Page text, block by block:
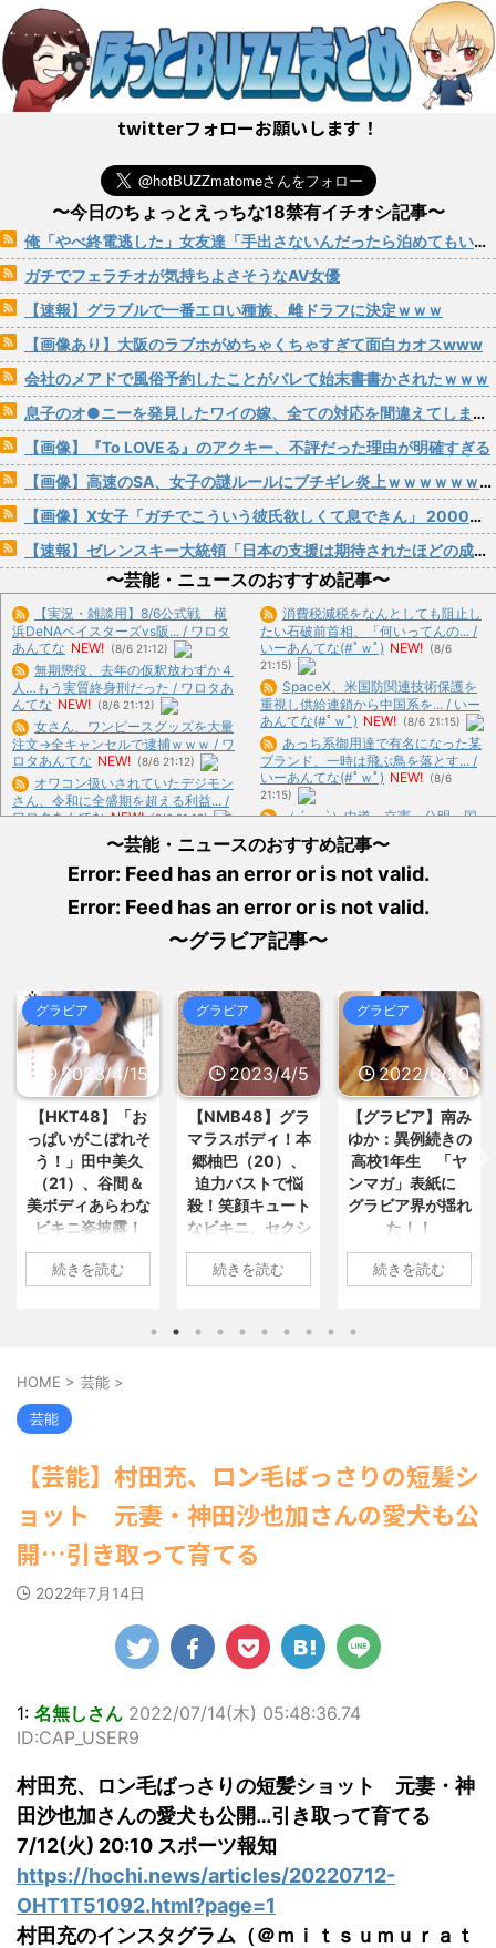
twitterフォローお願いします！
〜今日のちょっとえっちな18禁有イチオシ記事〜
俺「やべ終電逃した」女友達「手出さないんだったら泊めてもいいよ」→こうなるwww
ガチでフェラチオが気持ちよさそうなAV女優
【速報】グラブルで一番エロい種族、雌ドラフに決定ｗｗｗ
【画像あり】大阪のラブホがめちゃくちゃすぎて面白カオスwww
会社のメアドで風俗予約したことがバレて始末書書かされたｗｗｗ
息子のオ●ニーを発見したワイの嫁、全ての対応を間違えてしまう…
【画像】『To LOVEる』のアクキー、不評だった理由が明確すぎる
【画像】高速のSA、女子の謎ルールにブチギレ炎上ｗｗｗｗｗｗｗｗｗｗｗｗｗ
【画像】X女子「ガチでこういう彼氏欲しくて息できん」 2000万バズ
【速報】ゼレンスキー大統領「日本の支援は期待されたほどの成果がない」WWWWWWWWWWW
〜芸能・ニュースのおすすめ記事〜
【実況・雑談用】8/6公式戦 横
浜DeNAベイスターズvs阪... / ワロタ
あんてな NEW! (8/6 21:12)
無期懲役、去年の仮釈放わずか４
人…もう実質終身刑だった / ワロタあ
んてな NEW! (8/6 21:12)
女さん、ワンピースグッズを大量
注文→全キャンセルで逮捕ｗｗｗ / ワ
ロタあんてな NEW! (8/6 21:12)
オワコン扱いされていたデジモン
さん、令和に全盛期を超える利益... /
ワロタあんてな NEW! (8/6 21:12)
実の母親から「運命の人と再会し
た、子供が成人したら離婚する」... /
ワロタあんてな NEW! (8/6 21:12)
の鍾乳洞受付嬢www / おまとめ : お
【画像】ボスJK、撮られるwww /
【悲報】島田紳助が小林麻耶さん
を追い込んで破壊したとされる手... /
おまとめ : おすすめ NEW! (8/6 18:37)
【画像】お風呂上がりのお姉ちゃ
ん(27)、撮影したったwww / おまと
め : おすすめ NEW! (8/6 18:37)
【画像】女土方さん(21)、企画物
かと思うレベルで美人www / おまと
め : おすすめ NEW! (8/6 18:37)
【信長の野望・新生】米問屋をど
ういう時にどこに建てるのかわか... /
気になるニュースまとめアンテナ
安倍国葬たったの2.5億円に批判
してる奴らって幾らならOKな... / 気に
【悲報】乃木中３０ｔｈヒット祈
めアンテナ
(8/29 00:00)
い食べ方。そして雪美と食べる... / 気
になるニュースまとめアンテナ
【速報】スプラトゥーン公式、謝
罪 / 気になるニュースまとめアンテナ
(8/28 23:50)
Powered by livedoor 相互
RSS
消費税減税をなんとしても阻止し
たい石破前首相、「何いってんの... /
いーあんてな(#ﾟｗﾟ) NEW! (8/6
21:15)
SpaceX、米国防関連技術保護を
重視し供給連鎖から中国系を... / いー
あんてな(#ﾟｗﾟ) NEW! (8/6 21:15)
あっち系御用達で有名になった某
ブランド、一時は飛ぶ鳥を落とす... /
いーあんてな(#ﾟｗﾟ) NEW! (8/6
21:15)
（ ´_ゝ`）中道・立憲・公明、国
会内で「熊本地震対策本部会... / いー
あんてな(#ﾟｗﾟ) NEW!
ミヤネ屋に出演した左派の社会学
いーあんてな(#ﾟｗﾟ) NEW!
【コメ】新米「やるだけ赤字」
20:53)
【テレビ】50歳の庄司智春、薄毛
を気にする自身に妻・ミキティ... /
5chまとめMAP(総合) NEW! (8/6
20:21)
【驚愕】日本製鉄が謎の爆上げ!!
一体何が起きているのか?? / 5chまと
めMAP(総合)
NEW! (8/6 20:19)
劇団員やってる友達からたまにチ
ケット買わされるから見に行くん... /
5chまとめMAP(総合) NEW! (8/6
19:27)
【アニメ】『ヤニねこ』の喫煙や
5chまとめMAP(総合) NEW! (8/6
19:17)
ゅーすなう！ まとめアンテナ
すなう！ まとめアンテナ (7/30
勇気を出して白人美女にチン凸し
たアジア人短小男♂、爆笑されて... /
ゅーすなう！ まとめアンテナ
21:56)
Powered by livedoor 相互
〜芸能・ニュースのおすすめ記事〜
Error: Feed has an error or is not valid.
Error: Feed has an error or is not valid.
〜グラビア記事〜
グラビア
2023/4/15
【HKT48】「お
っぱいがこぼれそ
う！」田中美久
（21）、谷間＆
美ボディあらわな
ビキニ姿披露！
「えっちいすぎ
る」絶賛の声殺到
HKT48の田中美久
さんは4月8日、自
身のInstagramを更
があらわになった
ビキニ姿を披露し
ました。 「素敵
ーで綺麗」 田中さ
絵文字と共に、自
しました。 黒っぽ
いビキニを着用し
り、大人っぽい表
情を見せる姿で
す。 あらわになっ
った腹筋など、美
しいボディがとて
もセクシーです
ね。 2枚目はモノ
クロショット ...
続きを読む
グラビア
2023/4/5
【NMB48】グラ
マラスボディ！本
郷柚巴（20）、
迫力バストで悩
殺！笑顔キュート
なビキニ、セクシ
ーニット、ランジ
ェリー姿披露
2023/04/01(土)
イト『ヤングアニ
マルWeb』のグラ
ビアに初登場し
ボディを武器に、
トが掲載されてお
り、ボディライン
クシーニット姿の
カットから、笑顔
を引くランジェリ
ー姿のカットなど
盛りだくさんの内
容となっている。
http://www.rbbto
da ...
続きを読む
グラビア
2022/6/20
【グラビア】南み
ゆか：異例続きの
高校1年生 「ヤ
ンマガ」表紙に
グラビア界が揺れ
た！！
1: 名無しさん
2022/06/20(月)
「OS☆K」の南み
ゆかさんが、6月
20日発売のマンガ
日生まれの16歳。
今年2月に同誌の表
も再登場した。
が揺れた！！」と
紹介され、水着姿
を披露した。 ...
続きを読む
HOME > 芸能 >
芸能
【芸能】村田充、ロン毛ばっさりの短髪シ
ョット 元妻・神田沙也加さんの愛犬も公
開…引き取って育てる
2022年7月14日
1: 名無しさん 2022/07/14(木) 05:48:36.74
ID:CAP_USER9
村田充、ロン毛ばっさりの短髪ショット 元妻・神
田沙也加さんの愛犬も公開…引き取って育てる
7/12(火) 20:10 スポーツ報知
https://hochi.news/articles/20220712-
OHT1T51092.html?page=1
村田充のインスタグラム（＠ｍｉｔｓｕｍｕｒａｔ